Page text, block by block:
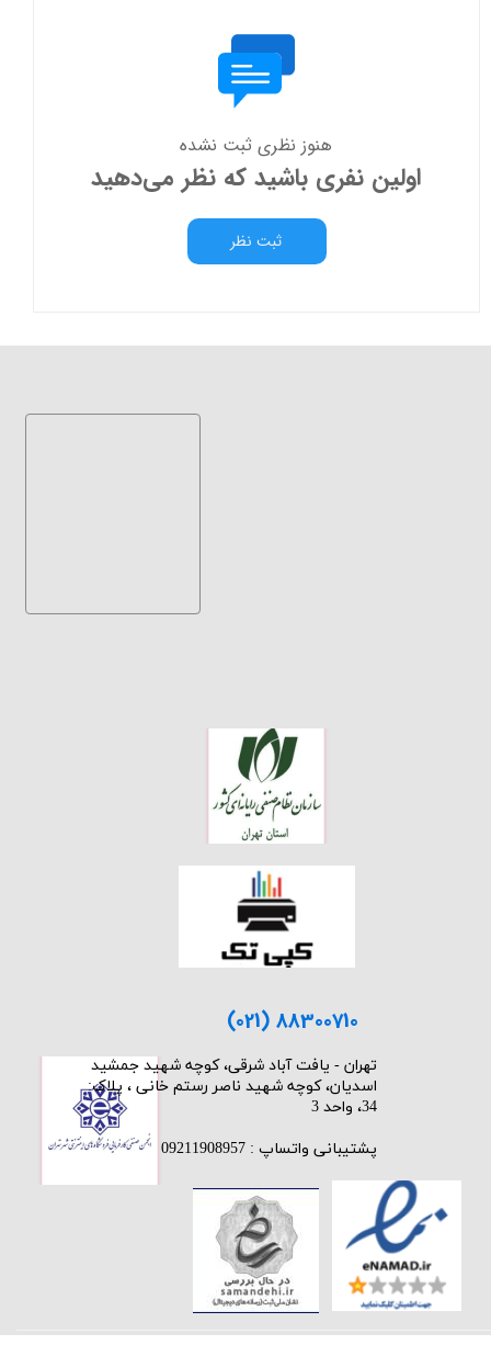
هنوز نظری ثبت نشده
اولین نفری باشید که نظر می‌دهید
ثبت نظر
(021) 88300710
​تهران - یافت آباد شرقی، کوچه شهید جمشید
اسدیان، کوچه شهید ناصر رستم خانی ، پلاک:
34، واحد 3
پشتیبانی واتساپ : 09211908957